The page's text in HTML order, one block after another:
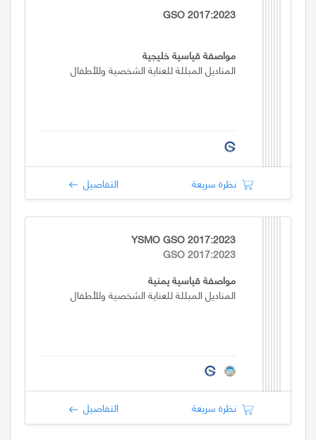
GSO 2017:2023
مواصفة قياسية خليجية
المناديل المبللة للعناية الشخصية وللأطفال
نظرة سريعة التفاصيل
YSMO GSO 2017:2023
GSO 2017:2023
مواصفة قياسية يمنية
المناديل المبللة للعناية الشخصية وللأطفال
نظرة سريعة التفاصيل